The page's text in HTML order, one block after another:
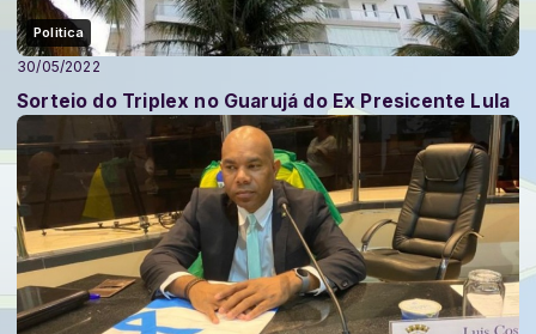
Politica
30/05/2022
Sorteio do Triplex no Guarujá do Ex Presicente Lula